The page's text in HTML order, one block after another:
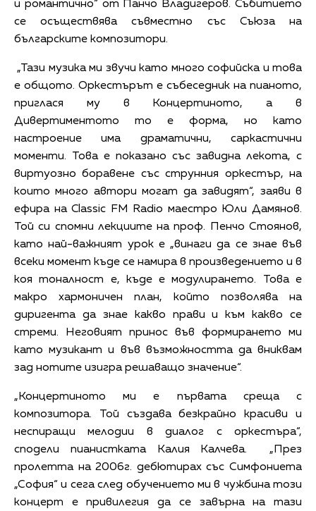
и романтично“ от Панчо Владигеров. Събитието
се осъществява съвместно със Съюза на
българските композитори.
„Тази музика ми звучи като много софийска и това
е общото. Оркестърът е събеседник на пианото,
приглася му в Концертиното, а в
Дивертиментото то е форма, но като
настроение има драматични, саркастични
моменти. Това е показано със завидна лекота, с
виртуозно боравене със струнния оркестър, на
които много автори могат да завидят“, заяви в
ефира на Classic FM Radio маестро Юли Дамянов.
Той си спомни лекциите на проф. Пенчо Стоянов,
като най-важният урок е „винаги да се знае във
всеки момент къде се намира в произведението и в
коя тоналност е, къде е модулирането. Това е
макро хармоничен план, който позволява на
диригента да знае какво прави и към какво се
стреми. Неговият принос във формирането ми
като музикант и във възможността да вниквам
зад нотите изигра решаващо значение“.
„Концертиното ми е първата среща с
композитора. Той създава безкрайно красиви и
неспиращи мелодии в диалог с оркестъра“,
сподели пианистката Калия Калчева. „През
пролетта на 2006г. дебютирах със Симфониета
„София“ и сега след обучението ми в чужбина този
концерт е привилегия да се завърна на тази